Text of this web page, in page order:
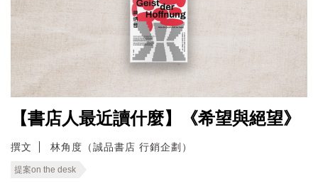
【書店人最近讀什麼】《希望與絕望》
撰文 林角度（誠品書店 行銷企劃）
提案on the desk